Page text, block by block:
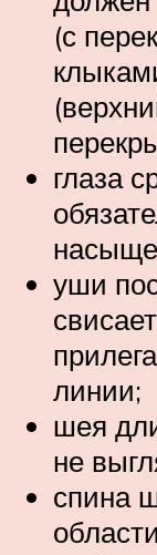
(с
глаза
уши
линии;
шея
не
спина